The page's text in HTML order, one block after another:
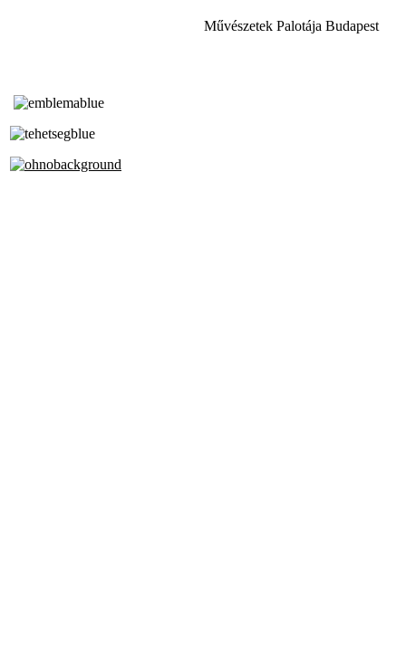
Művészetek Palotája Budapest